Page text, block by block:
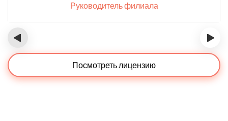
Руководитель филиала
‹ ›
Посмотреть лицензию